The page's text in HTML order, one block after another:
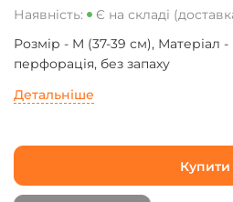
Наявність:
Є на складі
Розмір - M (37-39 см), Матеріал
перфорація, без запаху
Детальніше
Купити